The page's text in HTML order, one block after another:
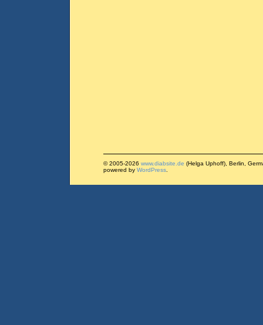
© 2005-2026 www.diabsite.de (Helga Uphoff), Berlin,
powered by WordPress.